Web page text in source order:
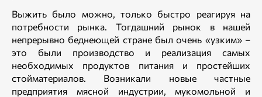
Выжить было можно, только быстро реагируя на
потребности рынка. Тогдашний рынок в нашей
непрерывно беднеющей стране был очень «узким» –
это были производство и реализация самых
необходимых продуктов питания и простейших
стойматериалов. Возникали новые частные
предприятия мясной индустрии, мукомольной и